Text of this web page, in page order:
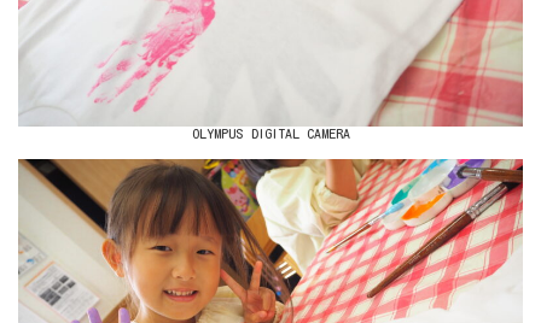
OLYMPUS DIGITAL CAMERA